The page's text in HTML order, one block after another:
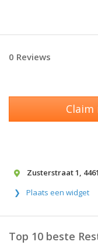
0 Reviews
Zusterstraat 1,
Plaats een widget
Top 10 beste